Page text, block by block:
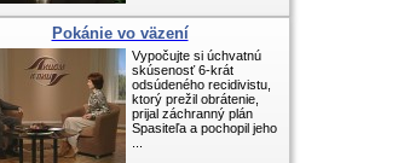
Pokánie vo väzení
Vypočujte si úchvatnú
skúsenosť 6-krát
odsúdeného recidivistu,
ktorý prežil obrátenie,
prijal záchranný plán
Spasiteľa a pochopil jeho